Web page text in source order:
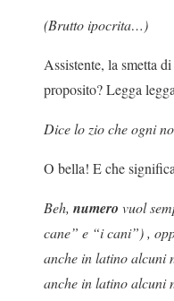
(Brutto ipocrita…)
Assistente, la smetta
proposito? Legga
Dice lo zio che ogni
O bella! E che
Beh, numero vuol
cane” e “i cani”) ,
anche in latino alcuni
anche in latino alcuni